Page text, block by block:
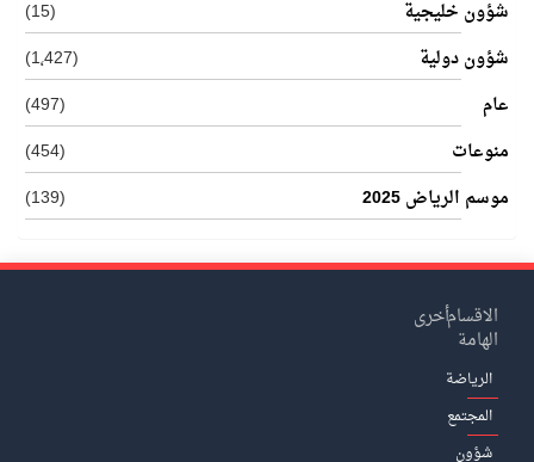
شؤون خليجية
(15)
شؤون دولية
(1٬427)
عام
(497)
منوعات
(454)
موسم الرياض 2025
(139)
الاقسام
الهامة
الرياضة
المجتمع
شؤون
أخرى